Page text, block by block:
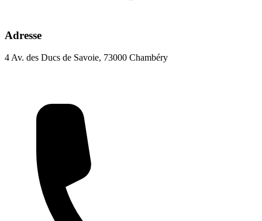
Adresse
4 Av. des Ducs de Savoie, 73000 Chambéry